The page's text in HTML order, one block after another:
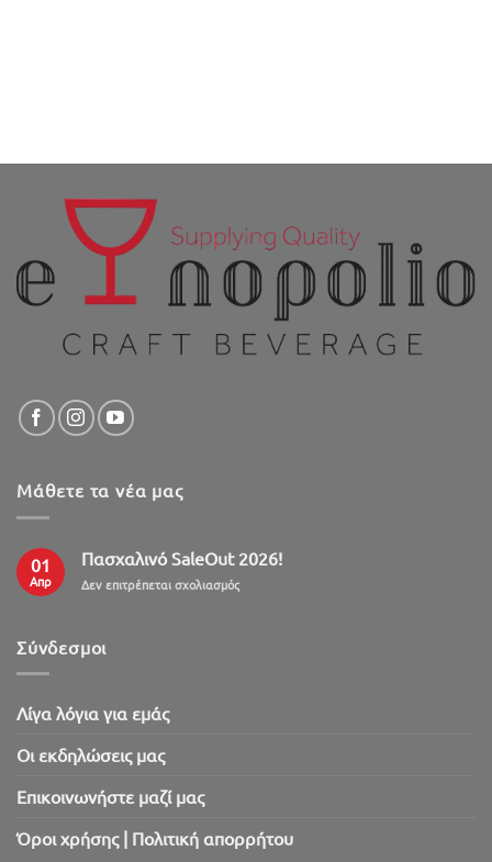
Μάθετε τα νέα μας
01
Απρ
Πασχαλινό SaleOut 2026!
Δεν επιτρέπεται σχολιασμόςστο
Σύνδεσμοι
Λίγα λόγια για εμάς
Oι εκδηλώσεις μας
Επικοινωνήστε μαζί μας
Όροι χρήσης | Πολιτική απορρήτου